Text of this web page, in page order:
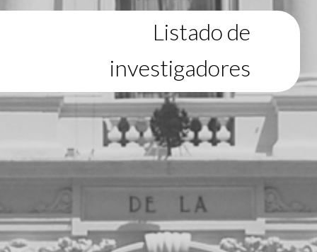
Listado de
investigadores